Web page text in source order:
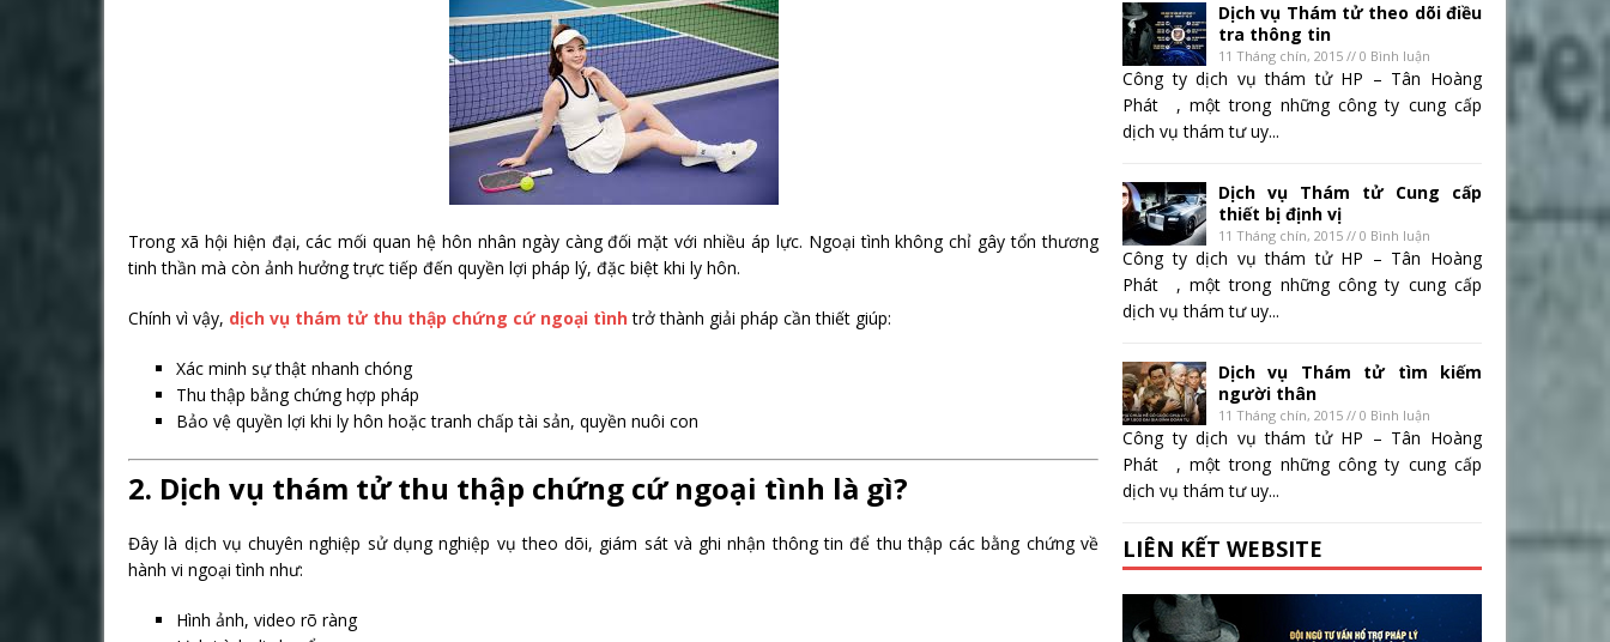
Trong xã hội hiện đại, các mối quan hệ hôn nhân ngày càng đối mặt với nhiều áp lực. Ngoại tình không chỉ gây tổn thương
tinh thần mà còn ảnh hưởng trực tiếp đến quyền lợi pháp lý, đặc biệt khi ly hôn.
Chính vì vậy, dịch vụ thám tử thu thập chứng cứ ngoại tình trở thành giải pháp cần thiết giúp:
Xác minh sự thật nhanh chóng
Thu thập bằng chứng hợp pháp
Bảo vệ quyền lợi khi ly hôn hoặc tranh chấp tài sản, quyền nuôi con
2. Dịch vụ thám tử thu thập chứng cứ ngoại tình là gì?
Đây là dịch vụ chuyên nghiệp sử dụng nghiệp vụ theo dõi, giám sát và ghi nhận thông tin để thu thập các bằng chứng về
hành vi ngoại tình như:
Hình ảnh, video rõ ràng
Dịch vụ Thám tử theo dõi điều
tra thông tin
11 Tháng chín, 2015 // 0 Bình luận
Công ty dịch vụ thám tử HP – Tân Hoàng
Phát , một trong những công ty cung cấp
dịch vụ thám tư uy...
Dịch vụ Thám tử Cung cấp
thiết bị định vị
11 Tháng chín, 2015 // 0 Bình luận
Công ty dịch vụ thám tử HP – Tân Hoàng
Phát , một trong những công ty cung cấp
dịch vụ thám tư uy...
Dịch vụ Thám tử tìm kiếm
người thân
11 Tháng chín, 2015 // 0 Bình luận
Công ty dịch vụ thám tử HP – Tân Hoàng
Phát , một trong những công ty cung cấp
dịch vụ thám tư uy...
LIÊN KẾT WEBSITE